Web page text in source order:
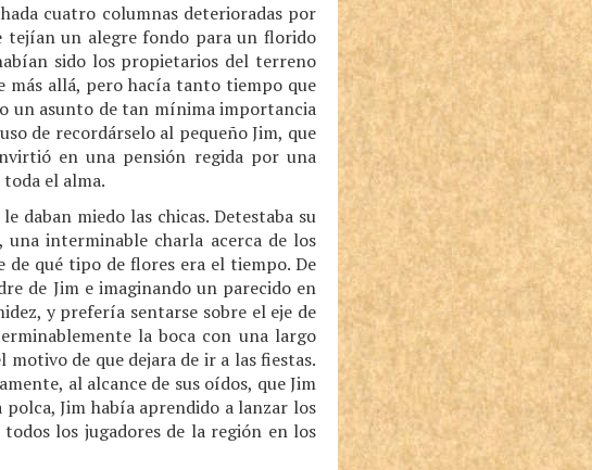
cuatro columnas deterioradas por
tejían un alegre fondo para un florido
sido los propietarios del terreno
allá, pero hacía tanto tiempo que
un asunto de tan mínima importancia
de recordárselo al pequeño Jim, que
en una pensión regida por una
el alma.
daban miedo las chicas. Detestaba su
interminable charla acerca de los
qué tipo de flores era el tiempo. De
de Jim e imaginando un parecido en
y prefería sentarse sobre el eje de
la boca con una largo
de que dejara de ir a las fiestas.
al alcance de sus oídos, que Jim
Jim había aprendido a lanzar los
los jugadores de la región en los